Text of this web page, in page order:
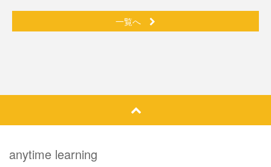
一覧へ
anytime learning